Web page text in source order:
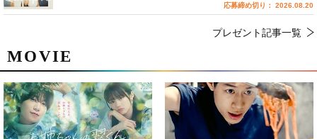
MOVIE
応募締め切り： 2026.08.20
プレゼント記事一覧